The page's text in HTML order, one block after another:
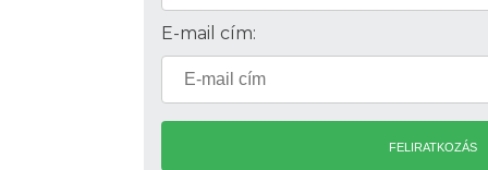
E-mail cím:
FELIRATKOZÁS